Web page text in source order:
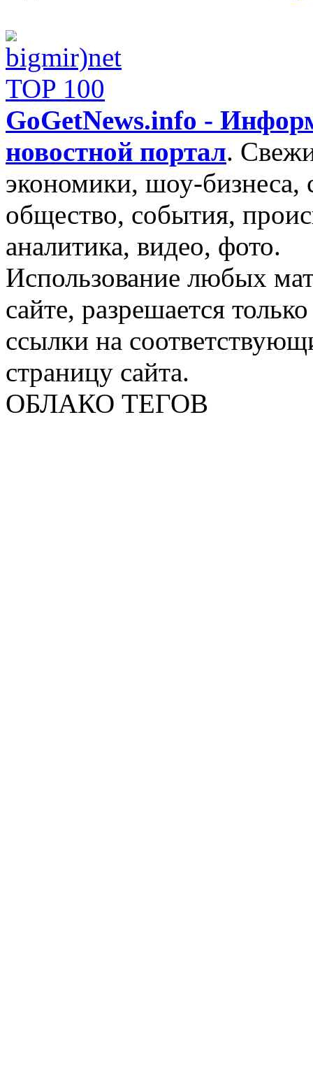
GoGetNews.info -
новостной портал.
экономики, шоу-бизнеса,
общество, события,
аналитика, видео, фото.
Использование любых
сайте, разрешается
ссылки на
страницу сайта.
ОБЛАКО ТЕГОВ